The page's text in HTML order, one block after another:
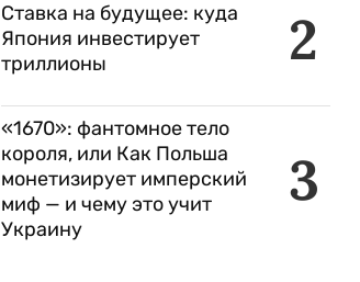
2
Ставка на будущее: куда
Япония инвестирует
триллионы
3
«1670»: фантомное тело
короля, или Как Польша
монетизирует имперский
миф — и чему это учит
Украину